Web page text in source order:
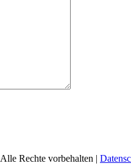
Rechte vorbehalten |